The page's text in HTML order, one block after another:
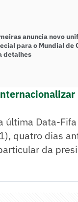
anuncia novo
para o Mundial de
detalhes
última Data-
quatro dias
da